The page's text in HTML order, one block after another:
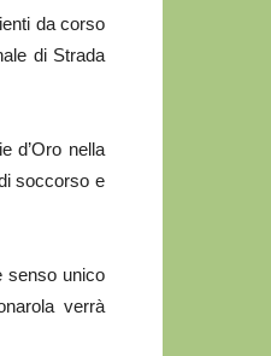
da corso
di Strada
d’Oro nella
soccorso e
senso unico
verrà